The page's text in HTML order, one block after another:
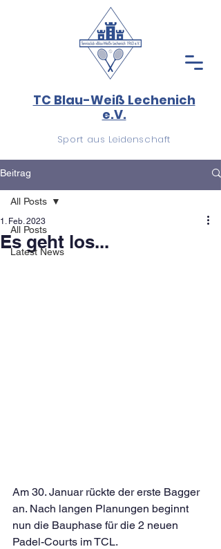
TC Blau-Weiß Lechenich
e.V.
Sport aus Leidenschaft
Beitrag
All Posts
Latest News
All Posts
Es geht los...
1. Feb. 2023
Am 30. Januar rückte der erste Bagger
an. Nach langen Planungen beginnt
nun die Bauphase für die 2 neuen
Padel-Courts im TCL.